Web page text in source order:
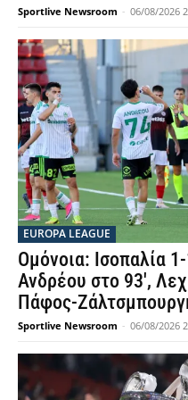
Sportlive Newsroom - 06/08/2026
EUROPA LEAGUE
Ομόνοια: Ισοπαλία
Ανδρέου στο 93′,
Πάφος-
Sportlive Newsroom - 06/08/2026